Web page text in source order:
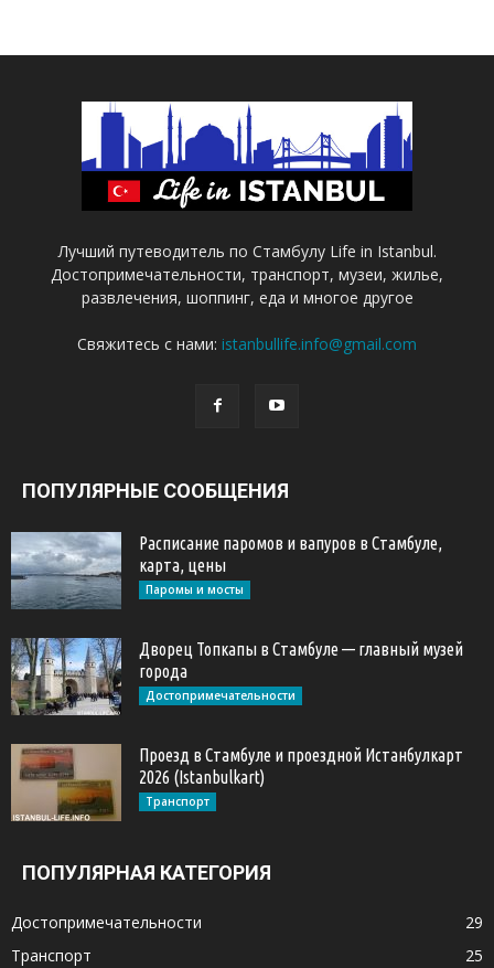
Лучший путеводитель по Стамбулу Life in Istanbul.
Достопримечательности, транспорт, музеи, жилье,
развлечения, шоппинг, еда и многое другое
Свяжитесь с нами: istanbullife.info@gmail.com
ПОПУЛЯРНЫЕ СООБЩЕНИЯ
Расписание паромов и вапуров в Стамбуле,
карта, цены
Паромы и мосты
Дворец Топкапы в Стамбуле — главный музей
города
Достопримечательности
Проезд в Стамбуле и проездной Истанбулкарт
2026 (Istanbulkart)
Транспорт
ПОПУЛЯРНАЯ КАТЕГОРИЯ
Достопримечательности
29
Транспорт
25